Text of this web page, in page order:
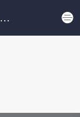
International Open Access Journal Platform